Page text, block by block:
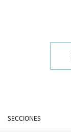
SECCIONES